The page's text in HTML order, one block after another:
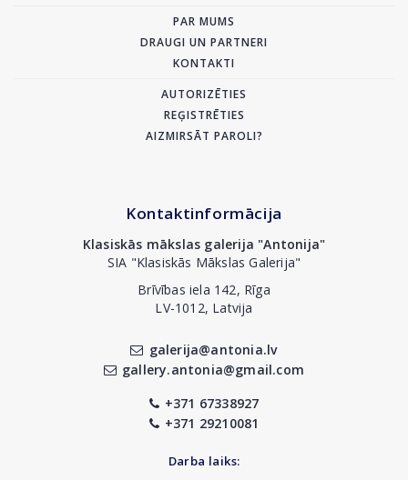
PAR MUMS
DRAUGI UN PARTNERI
KONTAKTI
AUTORIZĒTIES
REĢISTRĒTIES
AIZMIRSĀT PAROLI?
Kontaktinformācija
Klasiskās mākslas galerija "Antonija"
SIA "Klasiskās Mākslas Galerija"
Brīvības iela 142, Rīga
LV-1012, Latvija
galerija@antonia.lv
gallery.antonia@gmail.com
+371 67338927
+371 29210081
Darba laiks: